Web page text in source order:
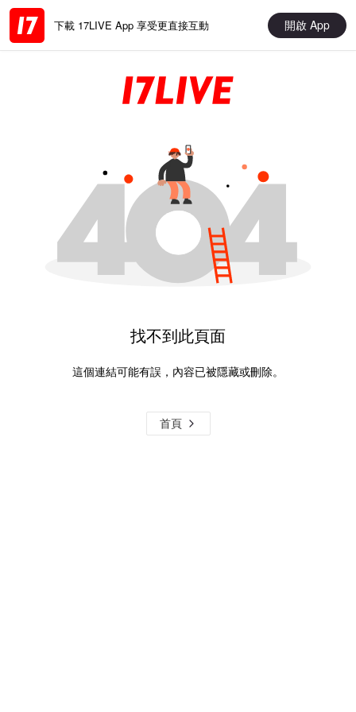
下載 17LIVE App 享受更直接互動 開啟 App
找不到此頁面
這個連結可能有誤，內容已被隱藏或刪除。
首頁